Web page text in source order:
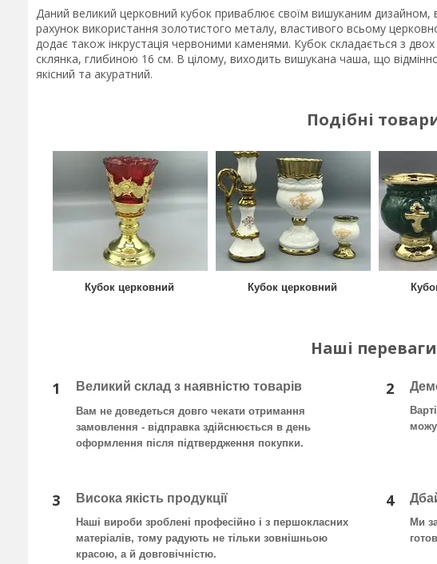
Даний великий церковний кубок приваблює своїм вишуканим дизайном,
рахунок використання золотистого металу, властивого всьому
додає також інкрустація червоними каменями. Кубок складається з
склянка, глибиною 16 см. В цілому, виходить вишукана чаша, що
якісний та акуратний.
Подібні
Кубок церковний Кубок церковний
Наші переваги
1 Великий склад з наявністю товарів
Вам не доведеться довго чекати отримання
замовлення - відправка здійснюється в день
оформлення після підтвердження покупки.
2
3 Висока якість продукції
Наші вироби зроблені професійно і з першокласних
матеріалів, тому радують не тільки зовнішньою
красою, а й довговічністю.
4
Ми